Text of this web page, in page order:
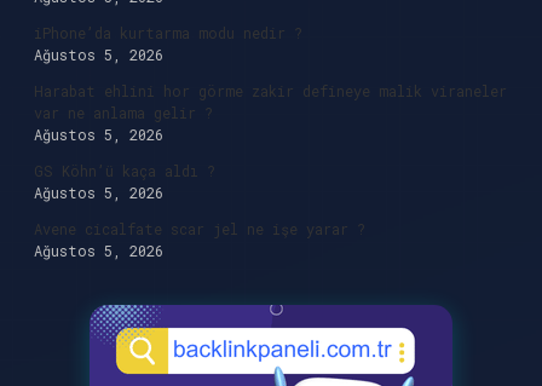
iPhone’da kurtarma modu nedir ?
Ağustos 5, 2026
Harabat ehlini hor görme zakir defineye malik viraneler
var ne anlama gelir ?
Ağustos 5, 2026
GS Köhn’ü kaça aldı ?
Ağustos 5, 2026
Avene cicalfate scar jel ne işe yarar ?
Ağustos 5, 2026